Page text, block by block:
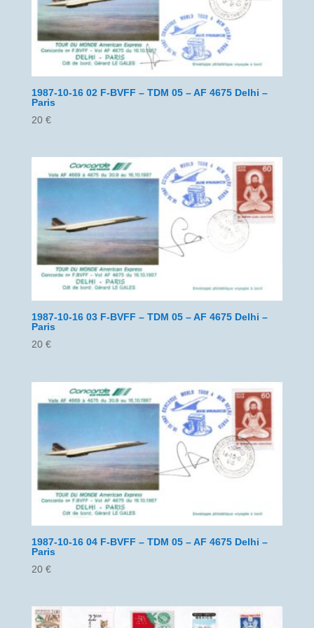
1987-10-16 02 F-BVFF – TDM 05 – AF 4675 Delhi –
Paris
20 €
1987-10-16 03 F-BVFF – TDM 05 – AF 4675 Delhi –
Paris
20 €
1987-10-16 04 F-BVFF – TDM 05 – AF 4675 Delhi –
Paris
20 €